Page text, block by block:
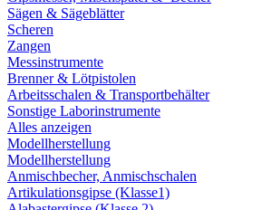
Sägen & Sägeblätter
Scheren
Zangen
Messinstrumente
Brenner & Lötpistolen
Arbeitsschalen & Transportbehälter
Sonstige Laborinstrumente
Alles anzeigen
Modellherstellung
Modellherstellung
Anmischbecher, Anmischschalen
Artikulationsgipse (Klasse1)